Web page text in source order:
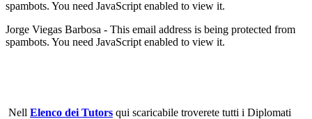
spambots. You need JavaScript enabled to view it.
Jorge Viegas Barbosa - This email address is being protected from
spambots. You need JavaScript enabled to view it.
Nell Elenco dei Tutors qui scaricabile troverete tutti i Diplomati